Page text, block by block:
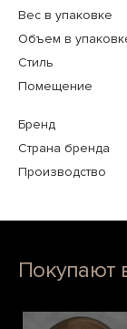
Вес в упаковке
Объем в
Стиль
Помещение
Бренд
Страна бренда
Производство
Покупают